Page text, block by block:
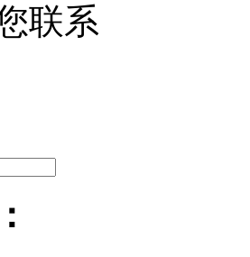
联系